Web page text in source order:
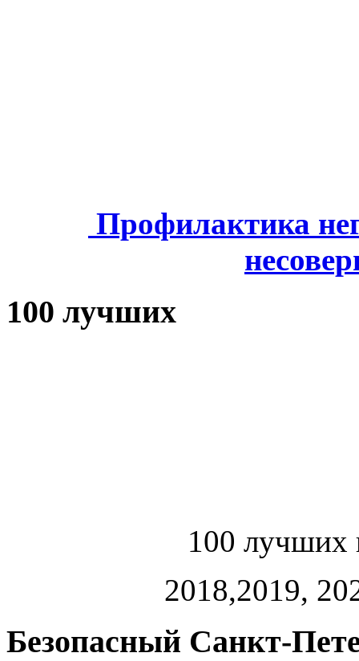
Профилактика
100 лучших
100 лучших
2018,2019,
Безопасный Санкт-